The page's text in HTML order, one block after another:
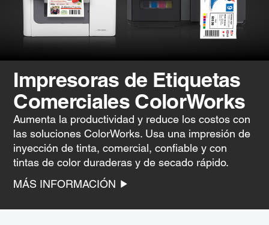
Impresoras de Etiquetas
Comerciales ColorWorks
Aumenta la productividad y reduce los costos con
las soluciones ColorWorks. Usa una impresión de
inyección de tinta, comercial, confiable y con
tintas de color duraderas y de secado rápido.
MÁS INFORMACIÓN